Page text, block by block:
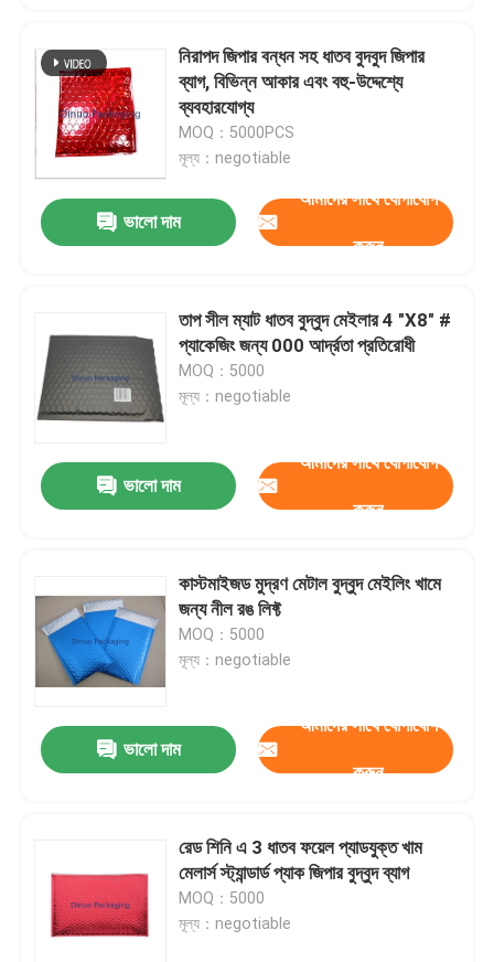
পণ্য
নিরাপদ জিপার বন্ধন সহ ধাতব বুদবুদ জিপার
ব্যাগ, বিভিন্ন আকার এবং বহু-উদ্দেশ্যে
ব্যবহারযোগ্য
MOQ：5000PCS
মূল্য：negotiable
ভালো দাম
আমাদের সাথে যোগাযোগ
করুন
তাপ সীল ম্যাট ধাতব বুদ্বুদ মেইলার 4 "X8" #
প্যাকেজিং জন্য 000 আর্দ্রতা প্রতিরোধী
MOQ：5000
মূল্য：negotiable
ভালো দাম
আমাদের সাথে যোগাযোগ
করুন
কাস্টমাইজড মুদ্রণ মেটাল বুদ্বুদ মেইলিং খামে
জন্য নীল রঙ লিফ্ট
MOQ：5000
মূল্য：negotiable
ভালো দাম
আমাদের সাথে যোগাযোগ
করুন
রেড শিনি এ 3 ধাতব ফয়েল প্যাডযুক্ত খাম
মেলার্স স্ট্যান্ডার্ড প্যাক জিপার বুদ্বুদ ব্যাগ
MOQ：5000
মূল্য：negotiable